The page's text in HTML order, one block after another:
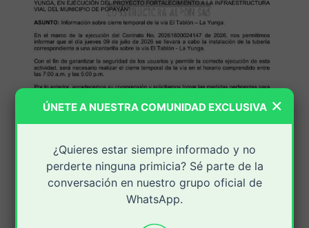
×
ÚNETE A NUESTRA COMUNIDAD EXCLUSIVA
¿Quieres estar siempre informado y no
perderte ninguna primicia? Sé parte de la
conversación en nuestro grupo oficial de
WhatsApp.